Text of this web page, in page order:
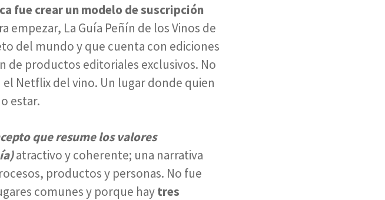
fue crear un modelo de suscripción
empezar, La Guía Peñín de los Vinos de
del mundo y que cuenta con ediciones
de productos editoriales exclusivos. No
Netflix del vino. Un lugar donde quien
estar.
que resume los valores
atractivo y coherente; una narrativa
productos y personas. No fue
comunes y porque haytres